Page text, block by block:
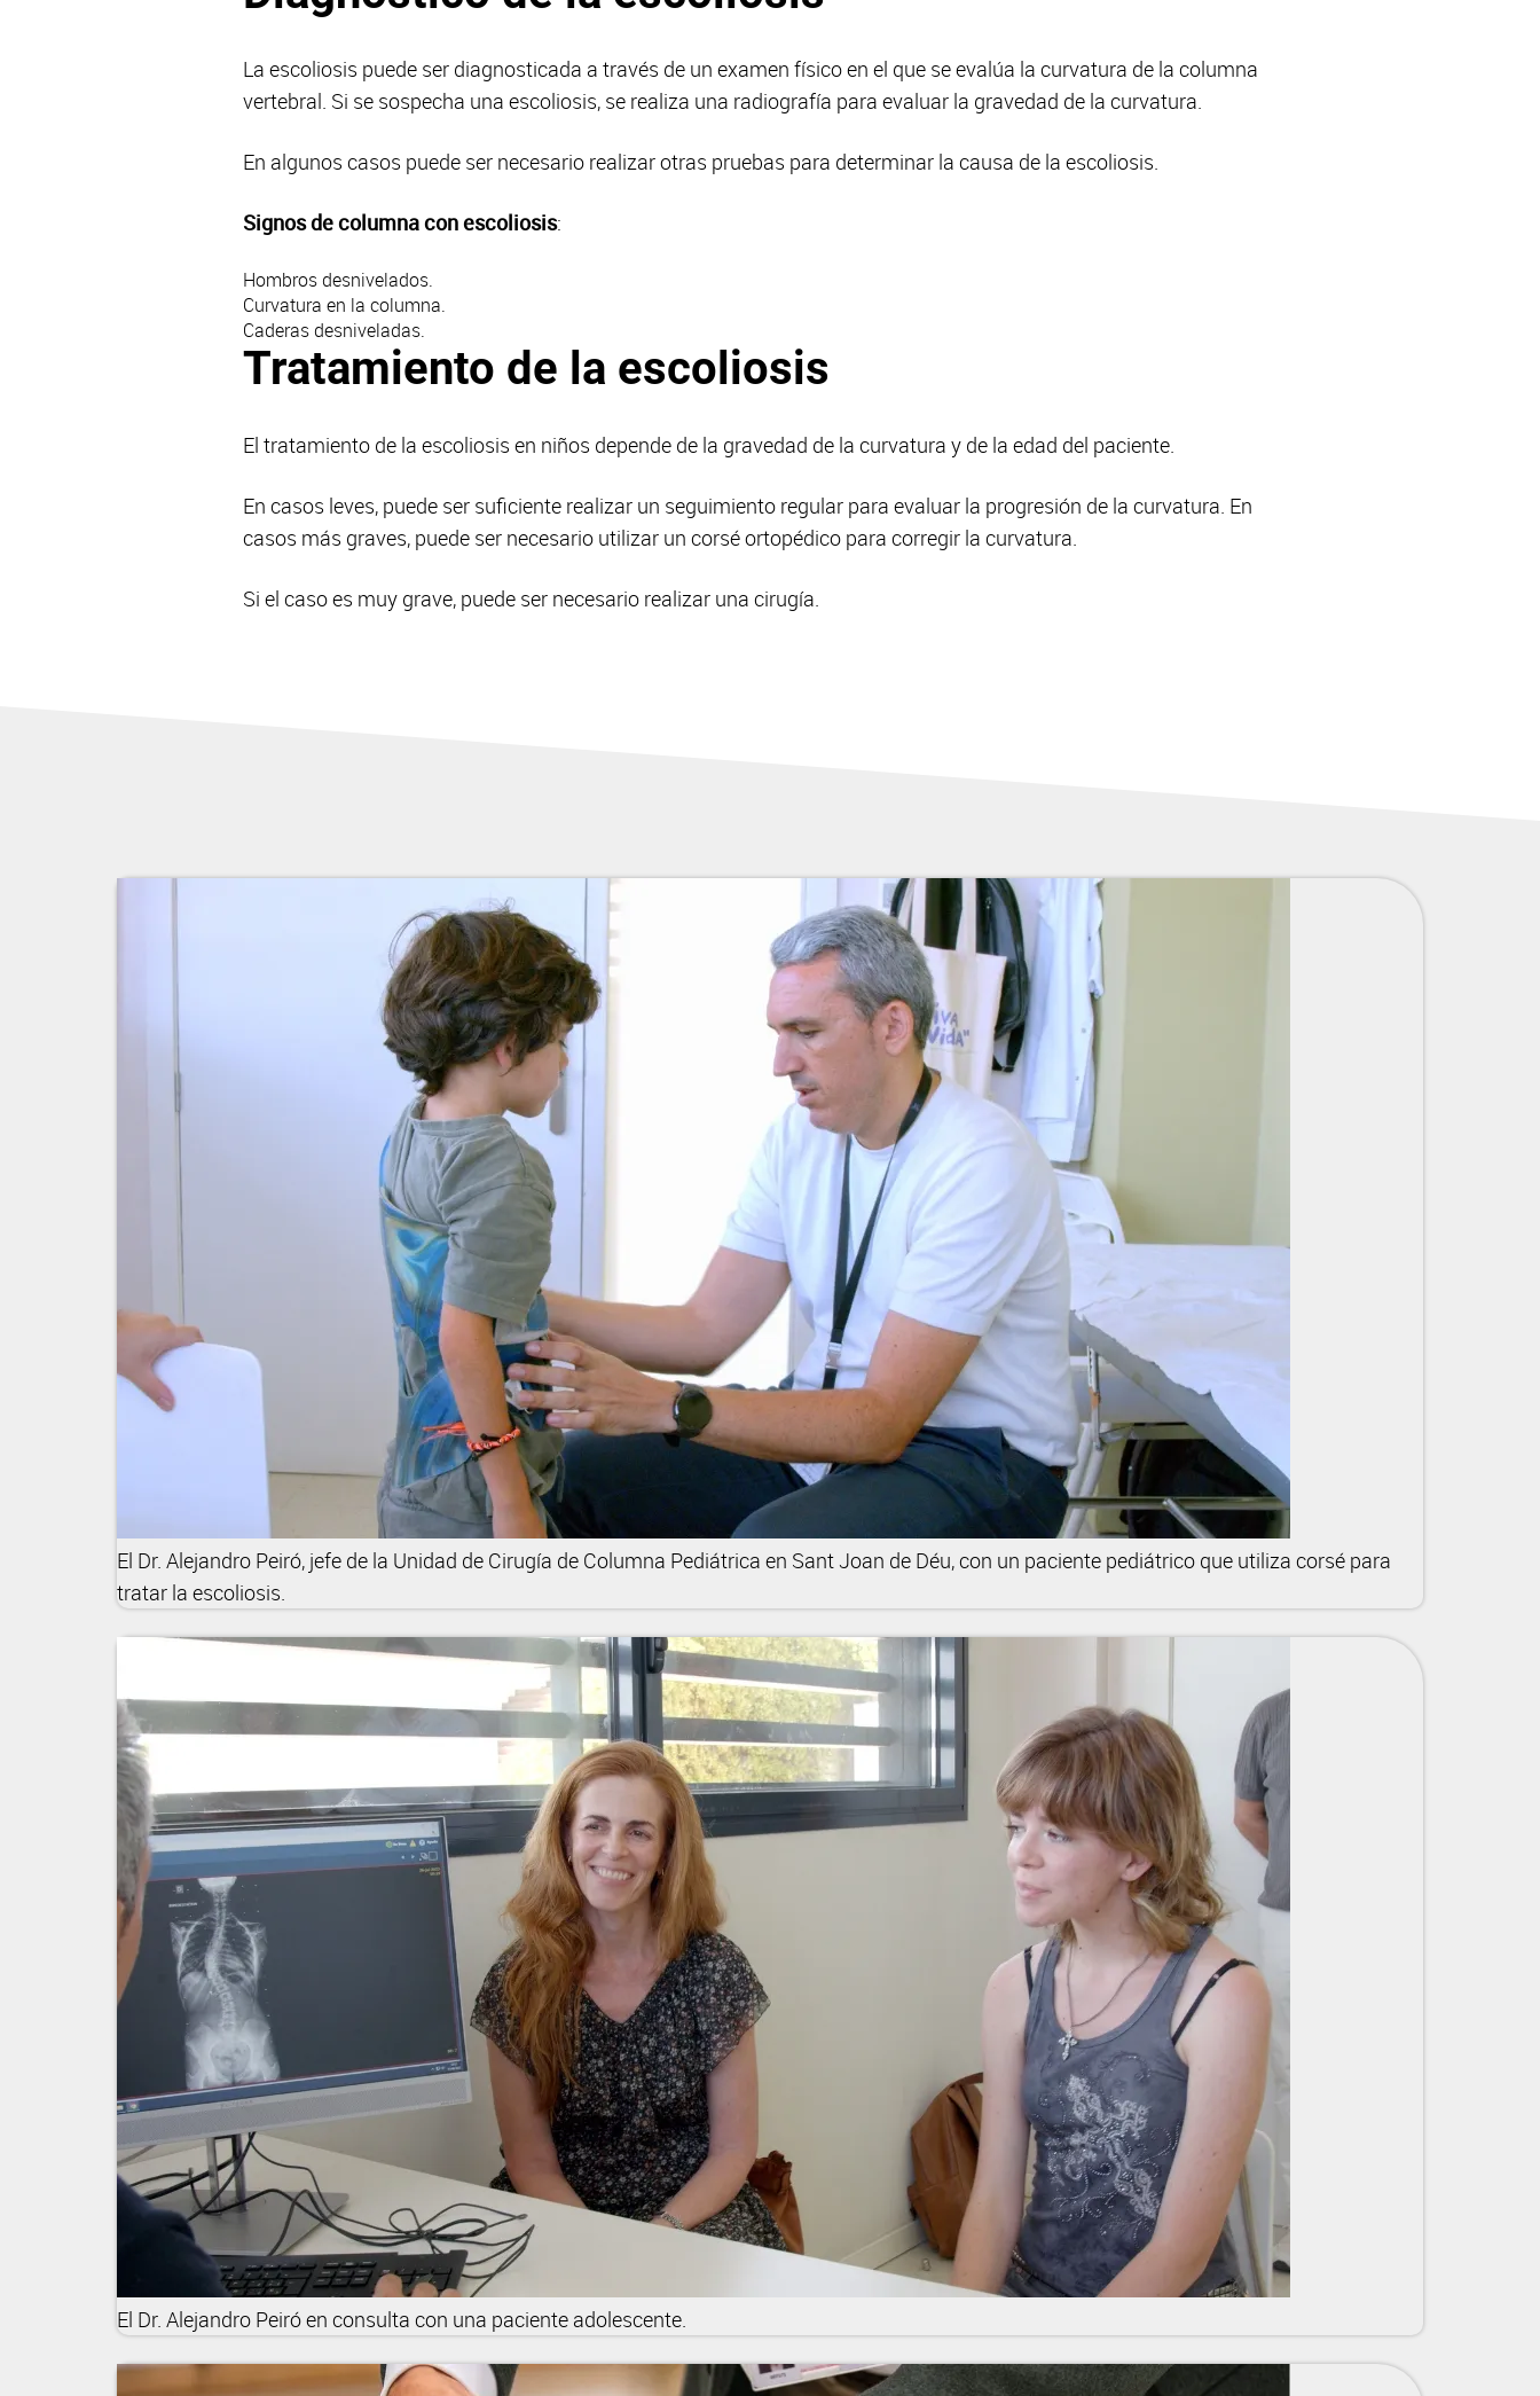
La escoliosis puede ser diagnosticada a través de un examen físico en el que se evalúa la curvatura de la columna
vertebral. Si se sospecha una escoliosis, se realiza una radiografía para evaluar la gravedad de la curvatura.
En algunos casos puede ser necesario realizar otras pruebas para determinar la causa de la escoliosis.
Signos de columna con escoliosis:
Hombros desnivelados.
Curvatura en la columna.
Caderas desniveladas.
Tratamiento de la escoliosis
El tratamiento de la escoliosis en niños depende de la gravedad de la curvatura y de la edad del paciente.
En casos leves, puede ser suficiente realizar un seguimiento regular para evaluar la progresión de la curvatura. En
casos más graves, puede ser necesario utilizar un corsé ortopédico para corregir la curvatura.
Si el caso es muy grave, puede ser necesario realizar una cirugía.
El Dr. Alejandro Peiró, jefe de la Unidad de Cirugía de Columna Pediátrica en Sant Joan de Déu, con un paciente pediátrico que utiliza corsé para
tratar la escoliosis.
El Dr. Alejandro Peiró en consulta con una paciente adolescente.